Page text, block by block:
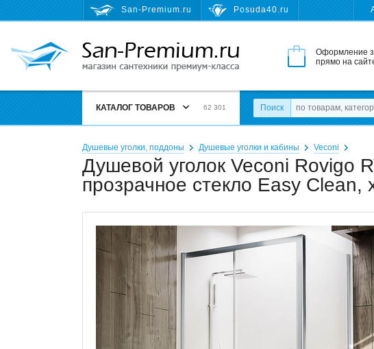
San-Premium.ru Posuda40.ru
Оформление
прямо на
КАТАЛОГ ТОВАРОВ 62 301 Поиск
Душевые уголки, поддоны Душевые уголки и кабины Veconi
Душевой уголок Veconi Rovigo
прозрачное стекло Easy Clean,